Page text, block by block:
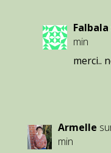
Falbala
min
merci..
Armelle
min